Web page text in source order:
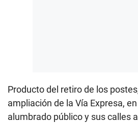
Producto del retiro de los
ampliación de la Vía Expresa,
alumbrado público y sus calles